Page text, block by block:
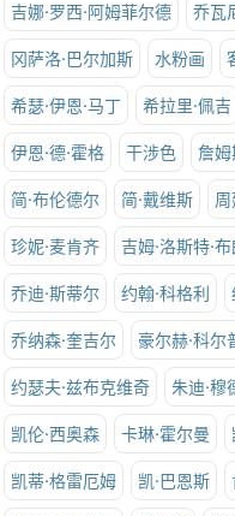
吉娜·罗西·阿姆菲尔德 乔瓦
冈萨洛·巴尔加斯 水粉画
希瑟·伊恩·马丁 希拉里·佩吉
伊恩·德·霍格 干涉色 詹姆
简·布伦德尔 简·戴维斯
珍妮·麦肯齐 吉姆·洛斯特·布
乔迪·斯蒂尔 约翰·科格利
乔纳森·奎吉尔 豪尔赫·科尔
约瑟夫·兹布克维奇 朱迪·穆
凯伦·西奥森 卡琳·霍尔曼
凯蒂·格雷厄姆 凯·巴恩斯